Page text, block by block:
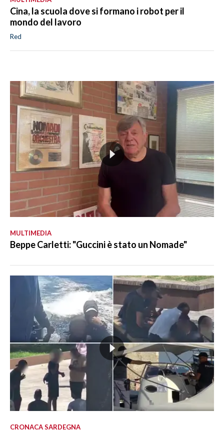
Cina, la scuola dove si formano i robot per il
mondo del lavoro
Red
MULTIMEDIA
Beppe Carletti: "Guccini è stato un Nomade"
CRONACA SARDEGNA